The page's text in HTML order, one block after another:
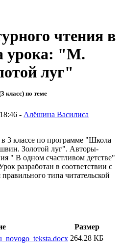
чтения в
урока: "М.
луг"
класс) по теме
- Алёшина Василиса
3 классе по программе "Школа
Золотой луг". Авторы-
" В одном счастливом детстве"
разработан в соответствии с
типа читательской
Размер
264.28 КБ